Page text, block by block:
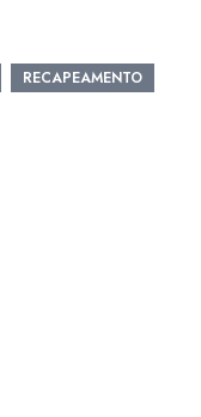
RECAPEAMENTO